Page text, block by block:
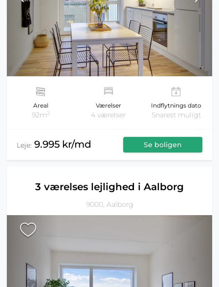
Areal
92m2
Værelser
4 værelser
Indflytnings dato
Snarest muligt
Leje: 9.995 kr/md Se boligen
3 værelses lejlighed i Aalborg
9000, Aalborg